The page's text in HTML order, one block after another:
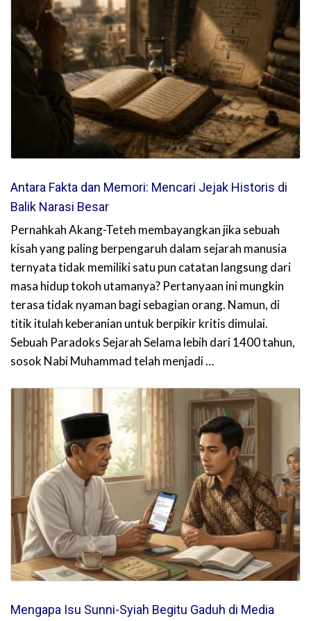
Antara Fakta dan Memori: Mencari Jejak Historis di
Balik Narasi Besar
Pernahkah Akang-Teteh membayangkan jika sebuah
kisah yang paling berpengaruh dalam sejarah manusia
ternyata tidak memiliki satu pun catatan langsung dari
masa hidup tokoh utamanya? Pertanyaan ini mungkin
terasa tidak nyaman bagi sebagian orang. Namun, di
titik itulah keberanian untuk berpikir kritis dimulai.
Sebuah Paradoks Sejarah Selama lebih dari 1400 tahun,
sosok Nabi Muhammad telah menjadi …
Mengapa Isu Sunni-Syiah Begitu Gaduh di Media